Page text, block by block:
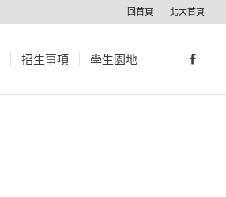
回首頁 北大首頁
招生事項 學生園地